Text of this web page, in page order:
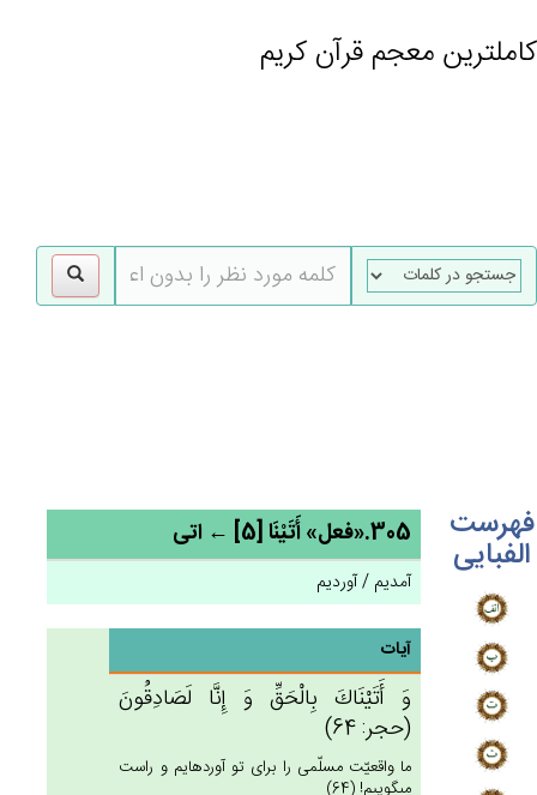
کاملترین معجم قرآن کریم
فهرست
الفبایی 305.«فعل» أَتَيْنَا [5] ← اتی
آمدیم / آوردیم
آیات
وَ أَتَيْنَاك‌َ بِالْحَق‌ِّ وَ إِنَّا لَصَادِقُون‌َ
(حجر: 64)
ما واقعيّت مسلّمى را براى تو آورده‏ايم و راست
مى‏گوييم! (64)